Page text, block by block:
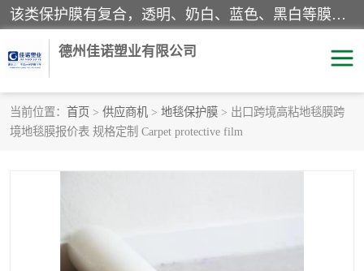
该类保护膜有复合，透明、奶白、蓝色、黑白等膜型。特高粘，高粘，中高粘，中粘，中低粘，低粘等。对于不同的粘力要求有相应的产品相适配。无胶渍残留污染。在较宽的收卷幅度下平整无皱纹，收卷长度大，利于机械化及自动化施工粘贴。为您的产品提供的表面保护解决方案。 产品广泛适用于：铝材、不锈钢、金属、塑料、电子、家电、家具、玻璃、化工材料、装饰材料等。
德州佳诺塑业有限公司
当前位置： 首页 > 供应商机 > 地毯保护膜 > 出口跨境高粘地毯膜跨
境地毯膜报价表 规格定制 Carpet protective film
pe保护膜 包装膜
黑白保护膜 乳白保护膜